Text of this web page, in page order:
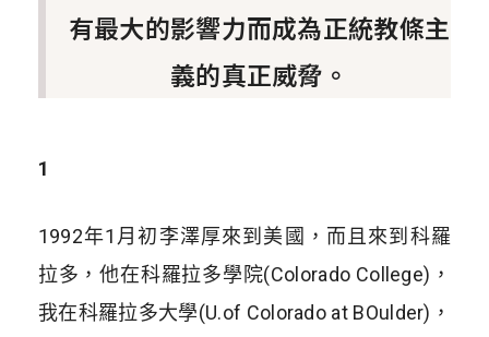
有最大的影響力而成為正統教條主
義的真正威脅。
1
1992年1月初李澤厚來到美國，而且來到科羅
拉多，他在科羅拉多學院(Colorado College)，
我在科羅拉多大學(U.of Colorado at BOulder)，